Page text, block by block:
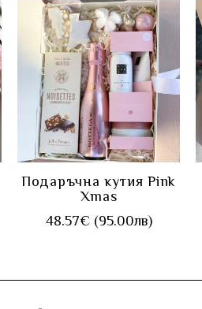
Подаръчна кутия Pink
Xmas
48.57€ (95.00лв)
КУПИ